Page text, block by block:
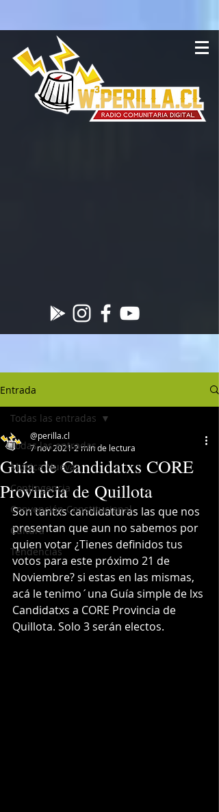
Entrada
Todas las entradas
Musica Nueva
Contingencia
Convención Constitucional
Cultura
Tendencias
Todas las entradas
Guía de Candidatxs CORE
Provincia de Quillota
@perilla.cl
7 nov 2021 2 min de lectura
Son tantxs candidaturas las que nos
presentan que aun no sabemos por
quien votar ¿Tienes definidos tus
votos para este próximo 21 de
Noviembre? si estas en las mismas,
acá le tenimo´una Guía simple de lxs
Candidatxs a CORE Provincia de
Quillota. Solo 3 serán electos.